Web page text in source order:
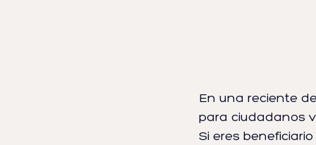
En una reciente
para ciudadanos
Si eres